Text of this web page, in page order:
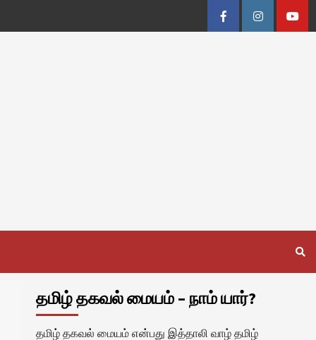
FacebookInstagram
தமிழ் தகவல் மையம் – நாம் யார்?
தமிழ் தகவல் மையம் என்பது இத்தாலி வாழ் தமிழ்